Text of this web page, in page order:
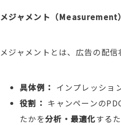
メジャメント（Measurement
メジャメントとは、広告の配
具体例： インプレッショ
役割： キャンペーンの
たかを分析・最適化する